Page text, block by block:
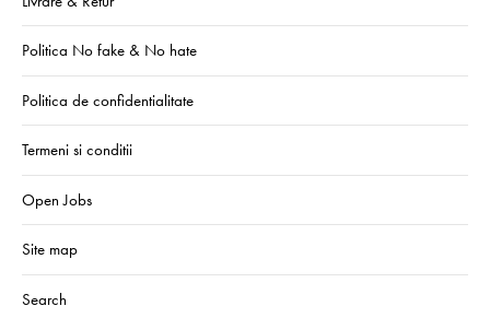
Politica No fake & No hate
Politica de confidentialitate
Termeni si conditii
Open Jobs
Site map
Search